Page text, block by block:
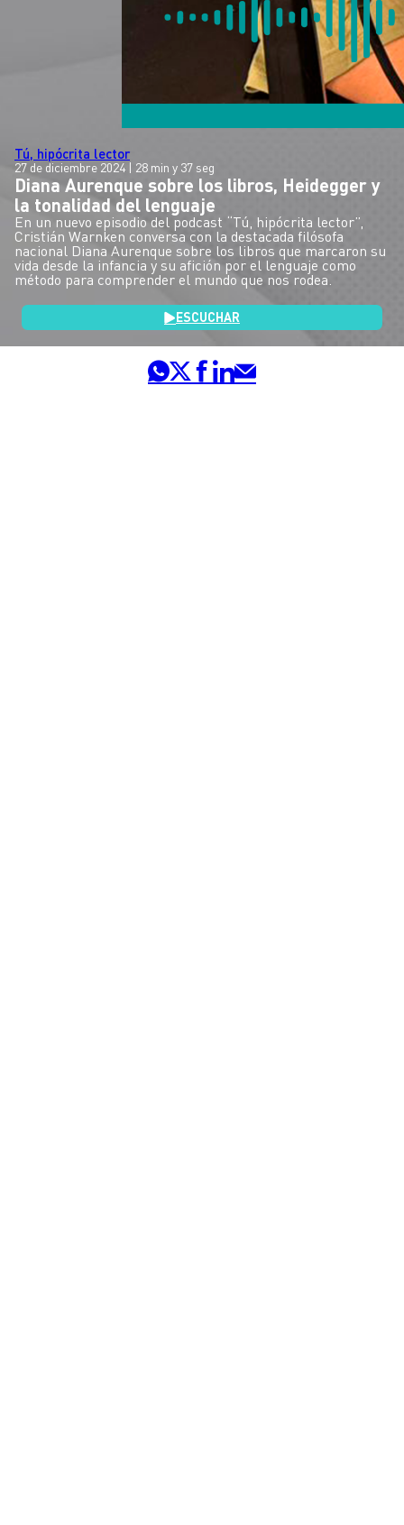
Tú, hipócrita lector
27 de diciembre 2024 | 28 min y 37 seg
Diana Aurenque sobre los libros, Heidegger y
la tonalidad del lenguaje
En un nuevo episodio del podcast “Tú, hipócrita lector”,
Cristián Warnken conversa con la destacada filósofa
nacional Diana Aurenque sobre los libros que marcaron su
vida desde la infancia y su afición por el lenguaje como
método para comprender el mundo que nos rodea.
ESCUCHAR